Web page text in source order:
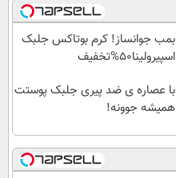
بمب جوانساز! کرم بوتاکس جلبک
اسپیرولینا50%تخفیف
با عصاره ی ضد پیری جلبک پوستت
همیشه جوونه!